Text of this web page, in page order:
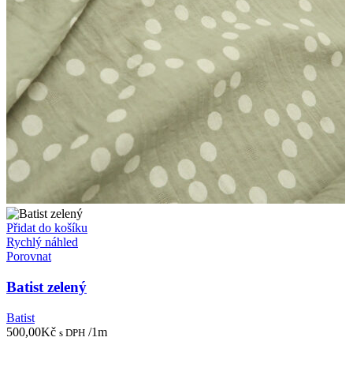
Přidat do košíku
Rychlý náhled
Porovnat
Batist zelený
Batist
500,00Kč s DPH /1m